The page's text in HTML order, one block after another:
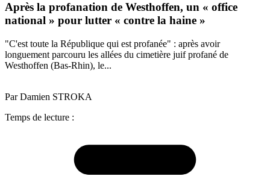
Après la profanation de Westhoffen, un « office
national » pour lutter « contre la haine »
"C'est toute la République qui est profanée" : après avoir
longuement parcouru les allées du cimetière juif profané de
Westhoffen (Bas-Rhin), le...
Par Damien STROKA
Temps de lecture :